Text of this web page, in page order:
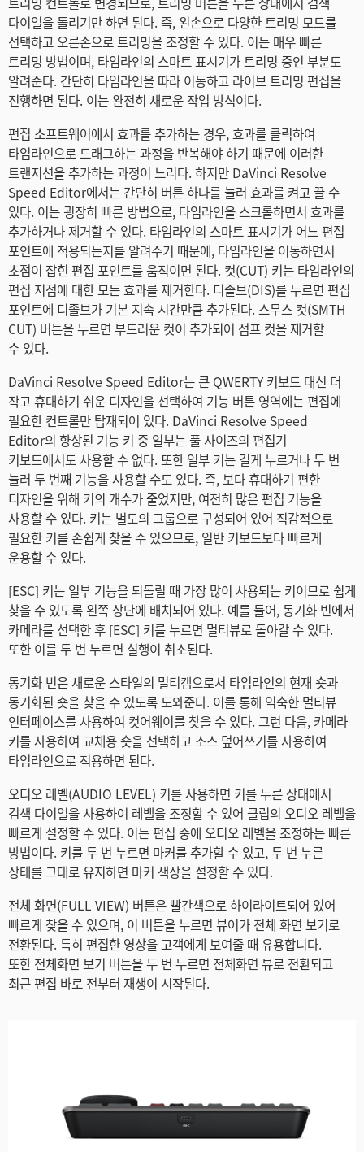
다이얼을 돌리기만 하면 된다. 즉, 왼손으로 다양한 트리밍 모드를
선택하고 오른손으로 트리밍을 조정할 수 있다. 이는 매우 빠른
트리밍 방법이며, 타임라인의 스마트 표시기가 트리밍 중인 부분도
알려준다. 간단히 타임라인을 따라 이동하고 라이브 트리밍 편집을
진행하면 된다. 이는 완전히 새로운 작업 방식이다.
편집 소프트웨어에서 효과를 추가하는 경우, 효과를 클릭하여
타임라인으로 드래그하는 과정을 반복해야 하기 때문에 이러한
트랜지션을 추가하는 과정이 느리다. 하지만 DaVinci Resolve
Speed Editor에서는 간단히 버튼 하나를 눌러 효과를 켜고 끌 수
있다. 이는 굉장히 빠른 방법으로, 타임라인을 스크롤하면서 효과를
추가하거나 제거할 수 있다. 타임라인의 스마트 표시기가 어느 편집
포인트에 적용되는지를 알려주기 때문에, 타임라인을 이동하면서
초점이 잡힌 편집 포인트를 움직이면 된다. 컷(CUT) 키는 타임라인의
편집 지점에 대한 모든 효과를 제거한다. 디졸브(DIS)를 누르면 편집
포인트에 디졸브가 기본 지속 시간만큼 추가된다. 스무스 컷(SMTH
CUT) 버튼을 누르면 부드러운 컷이 추가되어 점프 컷을 제거할
수 있다.
DaVinci Resolve Speed Editor는 큰 QWERTY 키보드 대신 더
작고 휴대하기 쉬운 디자인을 선택하여 기능 버튼 영역에는 편집에
필요한 컨트롤만 탑재되어 있다. DaVinci Resolve Speed
Editor의 향상된 기능 키 중 일부는 풀 사이즈의 편집기
키보드에서도 사용할 수 없다. 또한 일부 키는 길게 누르거나 두 번
눌러 두 번째 기능을 사용할 수도 있다. 즉, 보다 휴대하기 편한
디자인을 위해 키의 개수가 줄었지만, 여전히 많은 편집 기능을
사용할 수 있다. 키는 별도의 그룹으로 구성되어 있어 직감적으로
필요한 키를 손쉽게 찾을 수 있으므로, 일반 키보드보다 빠르게
운용할 수 있다.
[ESC] 키는 일부 기능을 되돌릴 때 가장 많이 사용되는 키이므로 쉽게
찾을 수 있도록 왼쪽 상단에 배치되어 있다. 예를 들어, 동기화 빈에서
카메라를 선택한 후 [ESC] 키를 누르면 멀티뷰로 돌아갈 수 있다.
또한 이를 두 번 누르면 실행이 취소된다.
동기화 빈은 새로운 스타일의 멀티캠으로서 타임라인의 현재 숏과
동기화된 숏을 찾을 수 있도록 도와준다. 이를 통해 익숙한 멀티뷰
인터페이스를 사용하여 컷어웨이를 찾을 수 있다. 그런 다음, 카메라
키를 사용하여 교체용 숏을 선택하고 소스 덮어쓰기를 사용하여
타임라인으로 적용하면 된다.
오디오 레벨(AUDIO LEVEL) 키를 사용하면 키를 누른 상태에서
검색 다이얼을 사용하여 레벨을 조정할 수 있어 클립의 오디오 레벨을
빠르게 설정할 수 있다. 이는 편집 중에 오디오 레벨을 조정하는 빠른
방법이다. 키를 두 번 누르면 마커를 추가할 수 있고, 두 번 누른
상태를 그대로 유지하면 마커 색상을 설정할 수 있다.
전체 화면(FULL VIEW) 버튼은 빨간색으로 하이라이트되어 있어
빠르게 찾을 수 있으며, 이 버튼을 누르면 뷰어가 전체 화면 보기로
전환된다. 특히 편집한 영상을 고객에게 보여줄 때 유용합니다.
또한 전체화면 보기 버튼을 두 번 누르면 전체화면 뷰로 전환되고
최근 편집 바로 전부터 재생이 시작된다.